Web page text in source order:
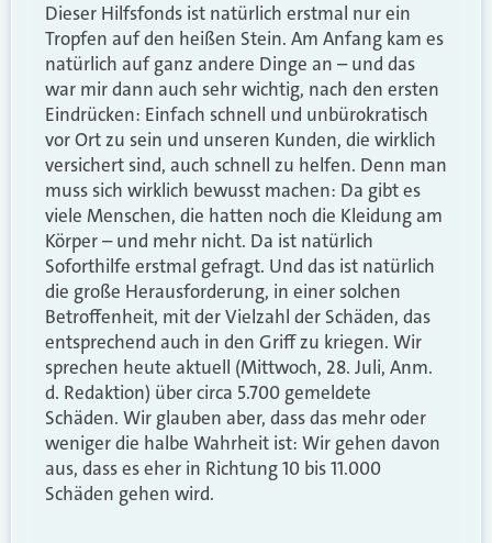
Dieser Hilfsfonds ist natürlich erstmal nur ein
Tropfen auf den heißen Stein. Am Anfang kam es
natürlich auf ganz andere Dinge an – und das
war mir dann auch sehr wichtig, nach den ersten
Eindrücken: Einfach schnell und unbürokratisch
vor Ort zu sein und unseren Kunden, die wirklich
versichert sind, auch schnell zu helfen. Denn man
muss sich wirklich bewusst machen: Da gibt es
viele Menschen, die hatten noch die Kleidung am
Körper – und mehr nicht. Da ist natürlich
Soforthilfe erstmal gefragt. Und das ist natürlich
die große Herausforderung, in einer solchen
Betroffenheit, mit der Vielzahl der Schäden, das
entsprechend auch in den Griff zu kriegen. Wir
sprechen heute aktuell (Mittwoch, 28. Juli, Anm.
d. Redaktion) über circa 5.700 gemeldete
Schäden. Wir glauben aber, dass das mehr oder
weniger die halbe Wahrheit ist: Wir gehen davon
aus, dass es eher in Richtung 10 bis 11.000
Schäden gehen wird.